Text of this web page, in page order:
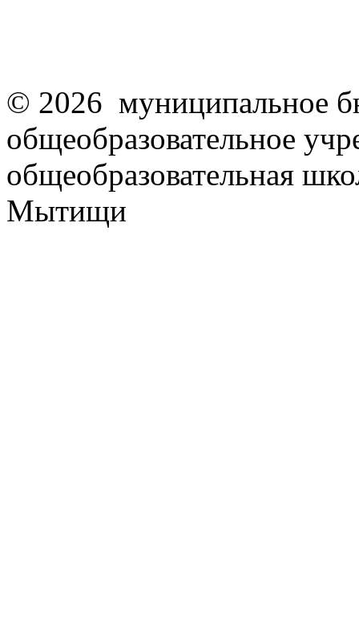
© 2026 муниципальное
общеобразовательное
общеобразовательная
Мытищи